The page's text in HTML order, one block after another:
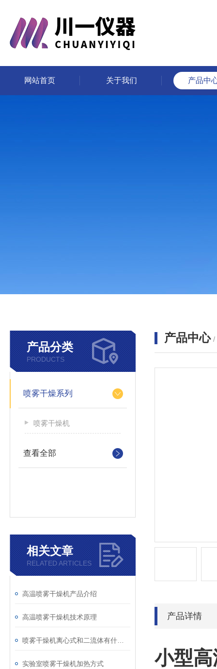
网站首页 关于我们 产品中
产品分类
PRODUCTS
喷雾干燥系列
喷雾干燥机
查看全部
相关文章
RELATED ARTICLES
高温喷雾干燥机产品介绍
高温喷雾干燥机技术原理
实验室喷雾干燥机加热方式
产品中心 /
产品详情
小型